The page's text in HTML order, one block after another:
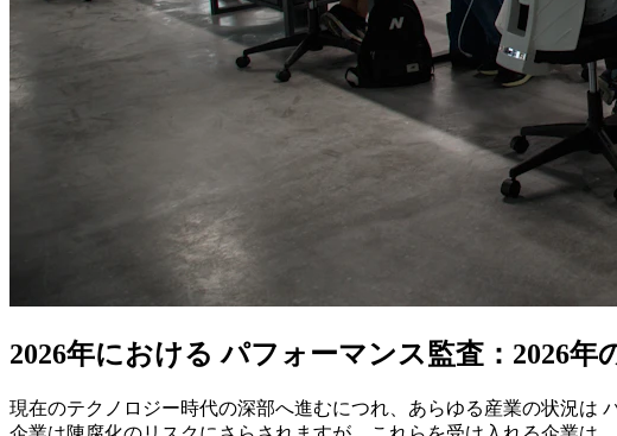
2026年における パフォーマンス監査：2026年
現在のテクノロジー時代の深部へ進むにつれ、あらゆる産業の状況は